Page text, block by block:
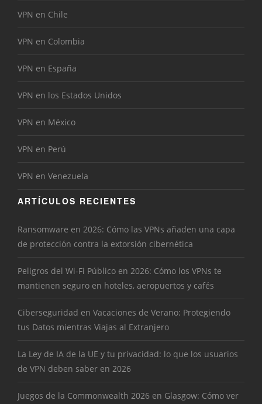
VPN en Chile
VPN en Colombia
VPN en España
VPN en los Estados Unidos
VPN en México
VPN en Perú
VPN en Venezuela
ARTÍCULOS RECIENTES
Ransomware en 2026: Cómo las VPNs añaden una capa
de protección contra la extorsión cibernética
Peligros del Wi-Fi Público en 2026: Cómo los VPNs te
mantienen seguro en hoteles, aeropuertos y cafés
Ciberseguridad en Vacaciones de Verano: Protegiendo
tus Datos mientras Viajas al Extranjero
La Ley de IA de la UE y tu privacidad: lo que los usuarios
de VPN deben saber en 2026
Juegos de la Commonwealth 2026 en Glasgow: Cómo ver